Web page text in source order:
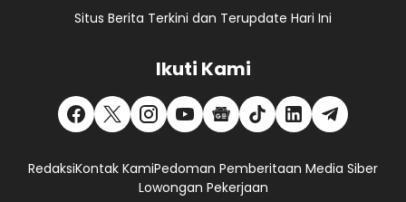
Situs Berita Terkini dan Terupdate Hari Ini
Ikuti Kami
RedaksiKontak KamiPedoman Pemberitaan Media Siber
Lowongan Pekerjaan